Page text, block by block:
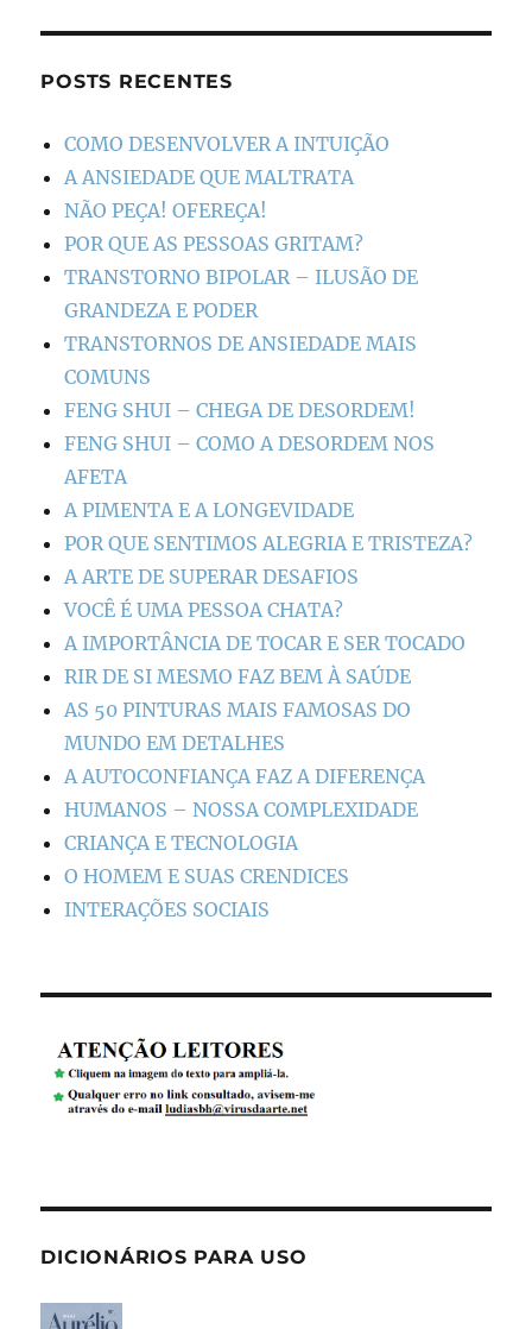
POSTS RECENTES
COMO DESENVOLVER A INTUIÇÃO
A ANSIEDADE QUE MALTRATA
NÃO PEÇA! OFEREÇA!
POR QUE AS PESSOAS GRITAM?
TRANSTORNO BIPOLAR – ILUSÃO DE
GRANDEZA E PODER
TRANSTORNOS DE ANSIEDADE MAIS
COMUNS
FENG SHUI – CHEGA DE DESORDEM!
FENG SHUI – COMO A DESORDEM NOS
AFETA
A PIMENTA E A LONGEVIDADE
POR QUE SENTIMOS ALEGRIA E TRISTEZA?
A ARTE DE SUPERAR DESAFIOS
VOCÊ É UMA PESSOA CHATA?
A IMPORTÂNCIA DE TOCAR E SER TOCADO
RIR DE SI MESMO FAZ BEM À SAÚDE
AS 50 PINTURAS MAIS FAMOSAS DO
MUNDO EM DETALHES
A AUTOCONFIANÇA FAZ A DIFERENÇA
HUMANOS – NOSSA COMPLEXIDADE
CRIANÇA E TECNOLOGIA
O HOMEM E SUAS CRENDICES
INTERAÇÕES SOCIAIS
DICIONÁRIOS PARA USO